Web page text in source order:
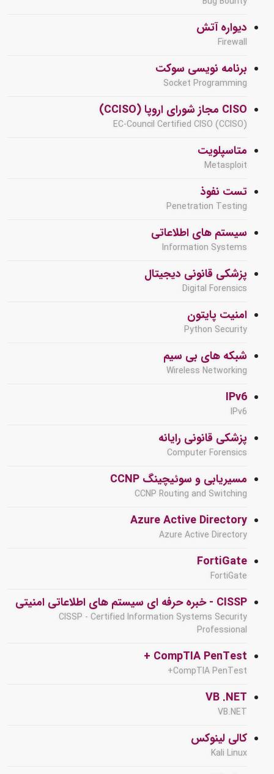
دیواره آتش
Firewall
برنامه نویسی سوکت
Socket Programming
CISO مجاز شورای اروپا (CCISO)
EC-Council Certified CISO (CCISO)
متاسپلویت
Metasploit
تست نفوذ
Penetration Testing
سیستم های اطلاعاتی
Information Systems
پزشکی قانونی دیجیتال
Digital Forensics
امنیت پایتون
Python Security
شبکه های بی سیم
Wireless Networking
IPv6
IPv6
پزشکی قانونی رایانه
Computer Forensics
مسیریابی و سوئیچینگ CCNP
CCNP Routing and Switching
Azure Active Directory
Azure Active Directory
FortiGate
FortiGate
CISSP - خبره حرفه ای سیستم های اطلاعاتی امنیتی
CISSP - Certified Information Systems Security
Professional
CompTIA PenTest +
CompTIA PenTest+
VB .NET
VB.NET
کالی لینوکس
Kali Linux